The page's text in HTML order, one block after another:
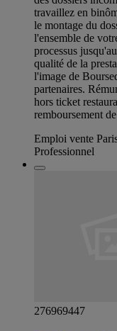
travaillez en
le montage du
l'ensemble de
processus
qualité de la
l'image de
partenaires.
hors ticket
remboursement
Emploi vente
Professionnel
276969447